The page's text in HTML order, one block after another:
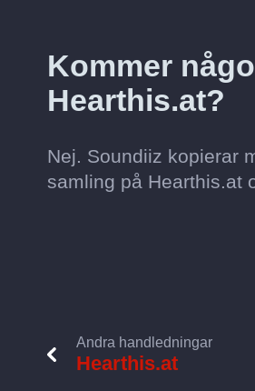
Kommer
Hearthis.at?
Nej. Soundiiz kopierar
samling på Hearthis.at
Andra handledningar
Hearthis.at